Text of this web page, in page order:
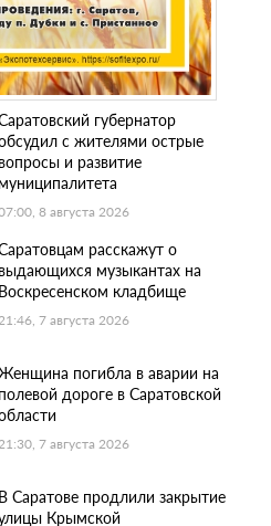
губернатор
с жителями острые
вопросы и развитие
муниципалитета
8 августа 2026
расскажут о
выдающихся музыкантах на
Воскресенском кладбище
7 августа 2026
погибла в аварии на
полевой дороге в Саратовской
7 августа 2026
В Саратове продлили закрытие
Крымской